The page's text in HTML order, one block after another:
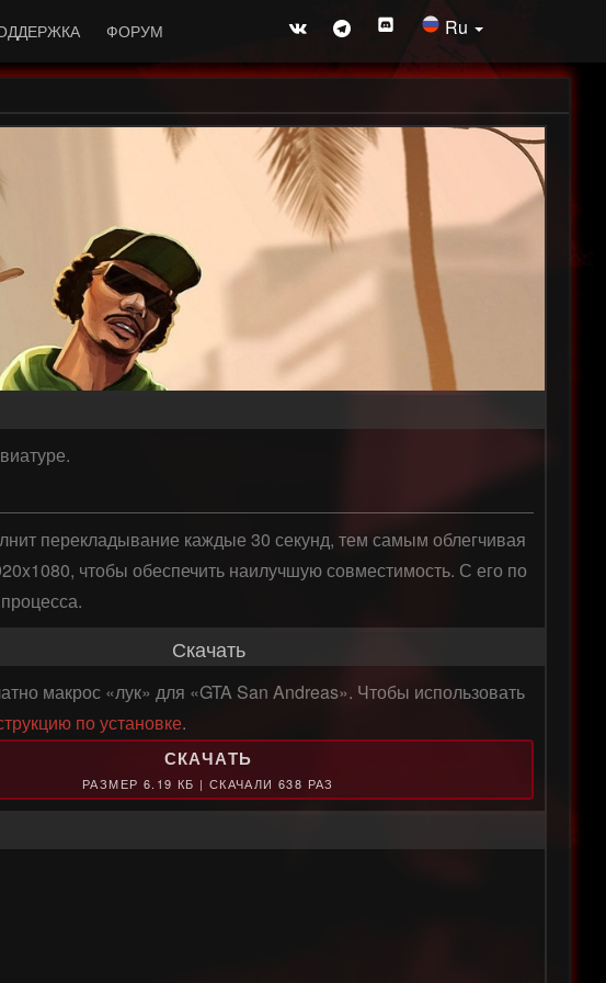
ФОРУМ Ru
перекладывание каждые 30 секунд, тем самым облегчивая
чтобы обеспечить наилучшую совместимость. С его по
Скачать
макрос «лук» для «GTA San Andreas». Чтобы использовать
по установке.
СКАЧАТЬ
РАЗМЕР 6.19 КБ | СКАЧАЛИ 638 РАЗ